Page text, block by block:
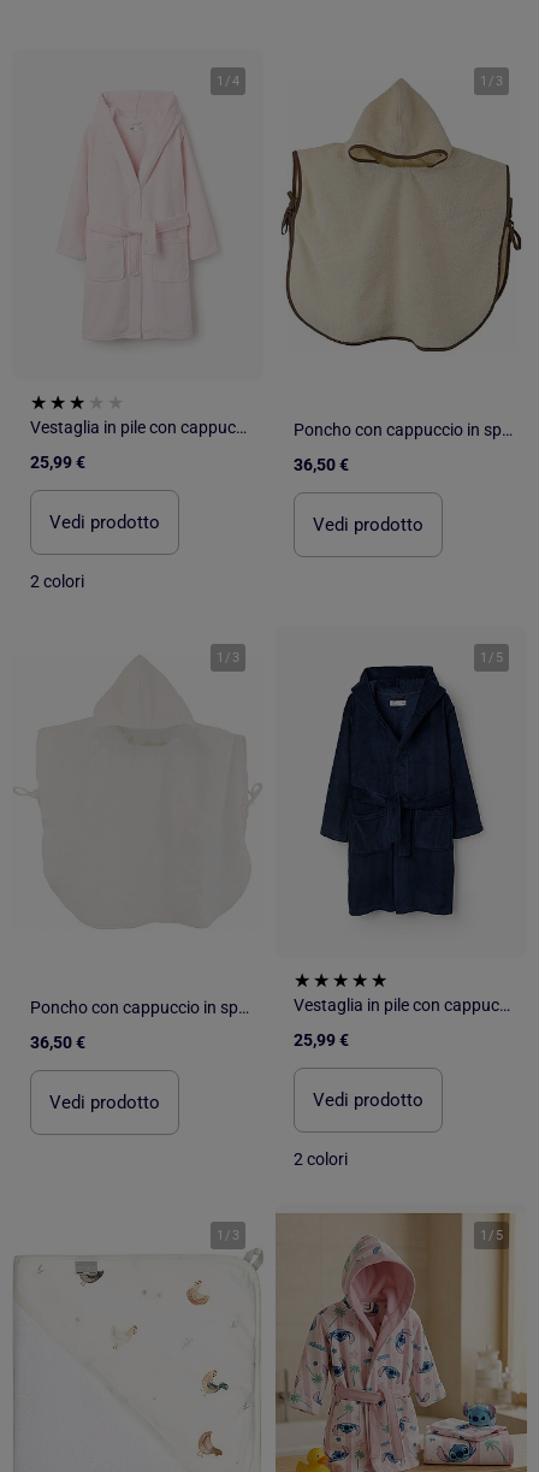
1 /4
Vestaglia in pile con cappuccio e cintura
25,99 €
Vedi prodotto
2 colori
1 / 3
Poncho con cappuccio in spugna da 480 g/m² MANI
36,50 €
Vedi prodotto
1 / 3
Poncho con cappuccio in spugna da 480 g/m² MANI
36,50 €
Vedi prodotto
1 / 5
Vestaglia in pile con cappuccio e cintura
25,99 €
Vedi prodotto
2 colori
1 / 3 1 / 5